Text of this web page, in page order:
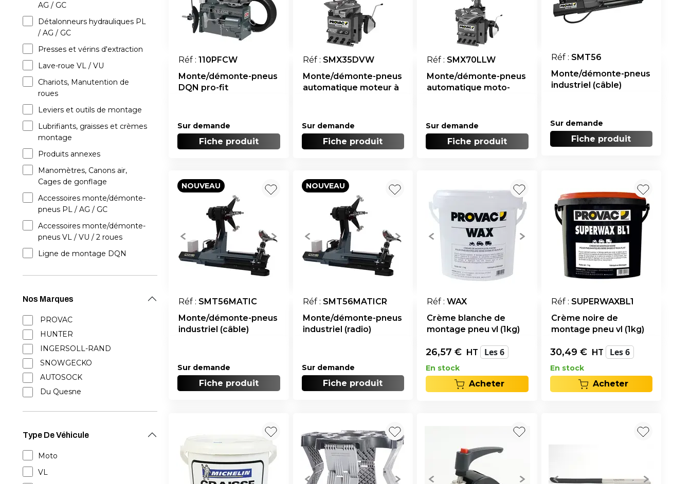
AG / GC
Détalonneurs hydrauliques PL
/ AG / GC
Presses et vérins d'extraction
Lave-roue VL / VU
Chariots, Manutention de
roues
Leviers et outils de montage
Lubrifiants, graisses et crèmes
montage
Produits annexes
Manomètres, Canons air,
Cages de gonflage
Accessoires monte/démonte-
pneus PL / AG / GC
Accessoires monte/démonte-
pneus VL / VU / 2 roues
Ligne de montage DQN
Nos Marques
PROVAC
HUNTER
INGERSOLL-RAND
SNOWGECKO
AUTOSOCK
Du Quesne
Type De Véhicule
Moto
VL
Réf : 110PFCW
Monte/démonte-pneus
DQN pro-fit
Sur demande
Fiche produit
Réf : SMX35DVW
Monte/démonte-pneus
automatique moteur à
Sur demande
Fiche produit
Réf : SMX70LLW
Monte/démonte-pneus
automatique moto-
Sur demande
Fiche produit
Réf : SMT56
Monte/démonte-pneus
industriel (câble)
Sur demande
Fiche produit
NOUVEAU
Réf : SMT56MATIC
Monte/démonte-pneus
industriel (câble)
Sur demande
Fiche produit
NOUVEAU
Réf : SMT56MATICR
Monte/démonte-pneus
industriel (radio)
Sur demande
Fiche produit
Réf : WAX
Crème blanche de
montage pneu vl (1kg)
26,57 € HT Les 6
En stock
Acheter
Réf : SUPERWAXBL1
Crème noire de
montage pneu vl (1kg)
30,49 € HT Les 6
En stock
Acheter